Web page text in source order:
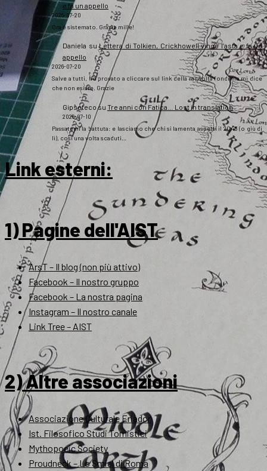
e fa un appello
2026-07-20
Ora è sistemato. Grazie mille!
Daniela suLettera di Tolkien, Crickhowell vince l’asta e fa un
appello
2026-07-20
Salve a tutti, ho provato a cliccare sul link della raccolta fondi ma mi dice
che non esiste. Grazie
Gipsotecosu Tre anni con Fatica… Lost in translation
2026-07-10
Passatemi la battuta: e lasciamo che chi si lamenta aspetti il 2043 (o giù di
lì), così una volta scaduti…
Link esterni:
1) Pagine dell'AIST
ArsT – Il blog (non più attivo)
Facebook – Il nostro gruppo
Facebook – La nostra pagina
Instagram – Il nostro canale
Link Tree – AIST
2) Altre associazioni
Associazione Culturale Eriador
Ist. Filosofico Studi Tomistici
Mythopoeic Society
Proudneck – Lo Smial di Roma